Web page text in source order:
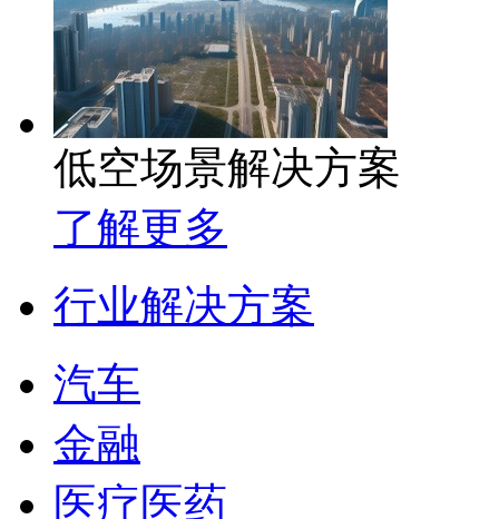
低空场景解决方案
了解更多
行业解决方案
汽车
金融
医疗医药